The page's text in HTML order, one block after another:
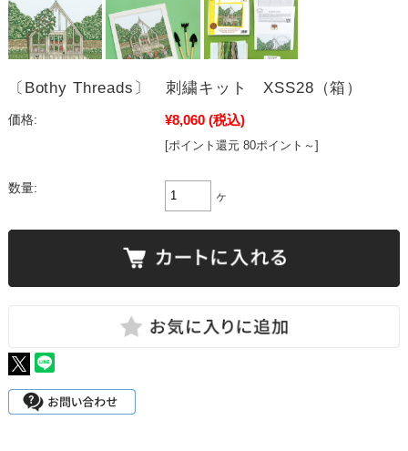
〔Bothy Threads〕 刺繍キット XSS28（箱）
価格: ¥8,060 (税込)
[ポイント還元 80ポイント～]
数量:
ヶ